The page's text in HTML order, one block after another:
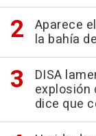
Aparece
la bahía
DISA
explosión
dice que